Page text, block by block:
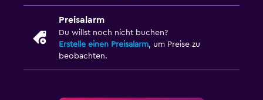
Preisalarm
Du willst noch nicht buchen?
Erstelle einen Preisalarm, um Preise zu
beobachten.